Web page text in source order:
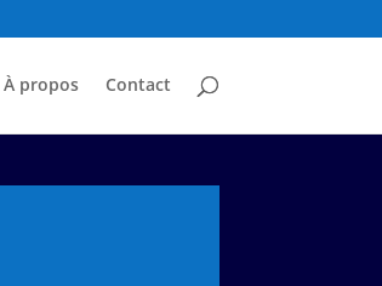
À propos Contact